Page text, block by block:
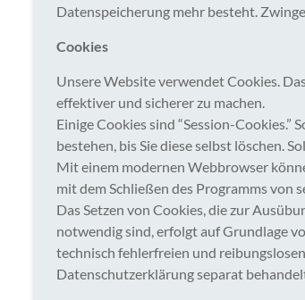
Datenspeicherung mehr besteht.
Cookies
Unsere Website verwendet Cookies.
effektiver und sicherer zu machen.
Einige Cookies sind “Session-
bestehen, bis Sie diese selbst löschen.
Mit einem modernen Webbrowser
mit dem Schließen des Programms von
Das Setzen von Cookies, die zur
notwendig sind, erfolgt auf Grundlage
technisch fehlerfreien und
Datenschutzerklärung separat